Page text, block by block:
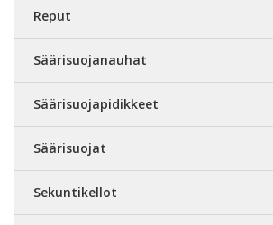
Reput
Säärisuojanauhat
Säärisuojapidikkeet
Säärisuojat
Sekuntikellot